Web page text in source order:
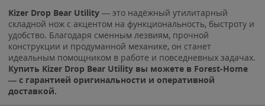
Kizer Drop Bear Utility — это надёжный утилитарный
складной нож с акцентом на функциональность, быстроту и
удобство. Благодаря сменным лезвиям, прочной
конструкции и продуманной механике, он станет
идеальным помощником в работе и повседневных задачах.
Купить Kizer Drop Bear Utility вы можете в Forest-Home
— с гарантией оригинальности и оперативной
доставкой.